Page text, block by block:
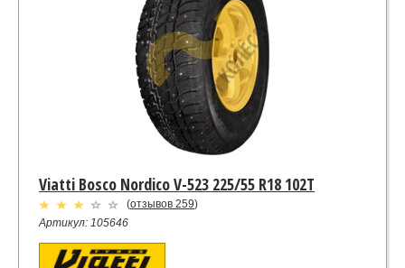
Viatti Bosco Nordico V-523 225/55 R18 102T
(отзывов 259)
Артикул: 105646